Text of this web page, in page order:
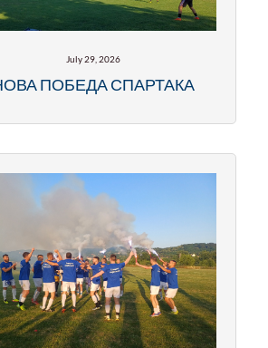
July 29, 2026
ПОБЕДА СПАРТАКА